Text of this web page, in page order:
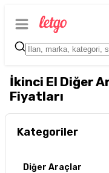
İkinci El Diğer
Fiyatları
Kategoriler
Diğer Araçlar